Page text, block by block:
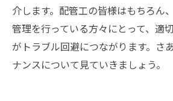
介します。配管工の皆様はもちろん
管理を行っている方々にとって、適
がトラブル回避につながります。さ
ナンスについて見ていきましょう。